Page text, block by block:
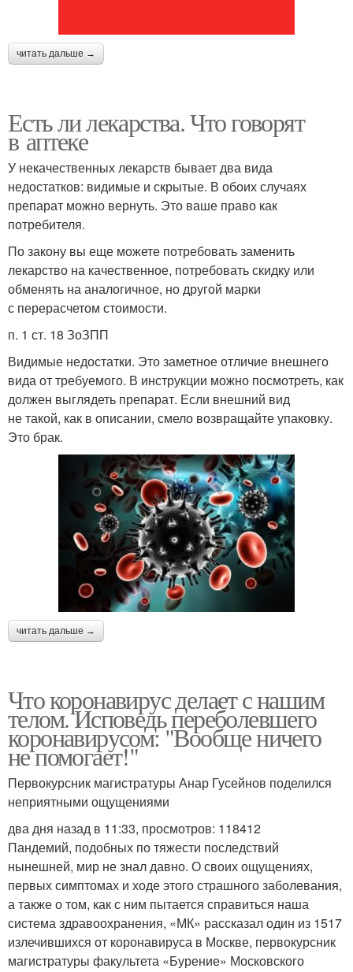
читать дальше →
Есть ли лекарства. Что говорят
в аптеке
У некачественных лекарств бывает два вида
недостатков: видимые и скрытые. В обоих случаях
препарат можно вернуть. Это ваше право как
потребителя.
По закону вы еще можете потребовать заменить
лекарство на качественное, потребовать скидку или
обменять на аналогичное, но другой марки
с перерасчетом стоимости.
п. 1 ст. 18 ЗоЗПП
Видимые недостатки. Это заметное отличие внешнего
вида от требуемого. В инструкции можно посмотреть, как
должен выглядеть препарат. Если внешний вид
не такой, как в описании, смело возвращайте упаковку.
Это брак.
читать дальше →
Что коронавирус делает с нашим
телом. Исповедь переболевшего
коронавирусом: "Вообще ничего
не помогает!"
Первокурсник магистратуры Анар Гусейнов поделился
неприятными ощущениями
два дня назад в 11:33, просмотров: 118412
Пандемий, подобных по тяжести последствий
нынешней, мир не знал давно. О своих ощущениях,
первых симптомах и ходе этого страшного заболевания,
а также о том, как с ним пытается справиться наша
система здравоохранения, «МК» рассказал один из 1517
излечившихся от коронавируса в Москве, первокурсник
магистратуры факультета «Бурение» Московского